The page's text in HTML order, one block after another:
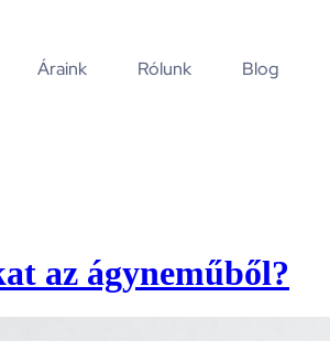
Áraink Rólunk Blog
az ágyneműből?